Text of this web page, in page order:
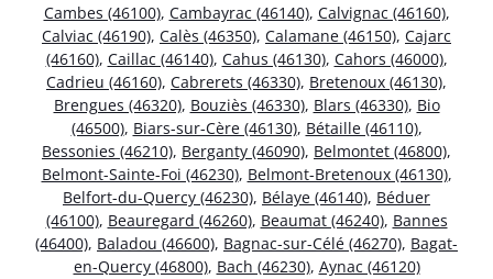
Cambes (46100), Cambayrac (46140), Calvignac (46160),
Calviac (46190), Calès (46350), Calamane (46150), Cajarc
(46160), Caillac (46140), Cahus (46130), Cahors (46000),
Cadrieu (46160), Cabrerets (46330), Bretenoux (46130),
Brengues (46320), Bouziès (46330), Blars (46330), Bio
(46500), Biars-sur-Cère (46130), Bétaille (46110),
Bessonies (46210), Berganty (46090), Belmontet (46800),
Belmont-Sainte-Foi (46230), Belmont-Bretenoux (46130),
Belfort-du-Quercy (46230), Bélaye (46140), Béduer
(46100), Beauregard (46260), Beaumat (46240), Bannes
(46400), Baladou (46600), Bagnac-sur-Célé (46270), Bagat-
en-Quercy (46800), Bach (46230), Aynac (46120)